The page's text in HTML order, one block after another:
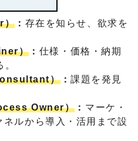
） ： 存在を知らせ、欲求を
） ： 仕様・価格・納期
）：課題を発見
Owner） ： マーケ・
ルから導入・活用まで設